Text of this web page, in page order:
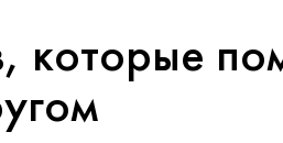
которые